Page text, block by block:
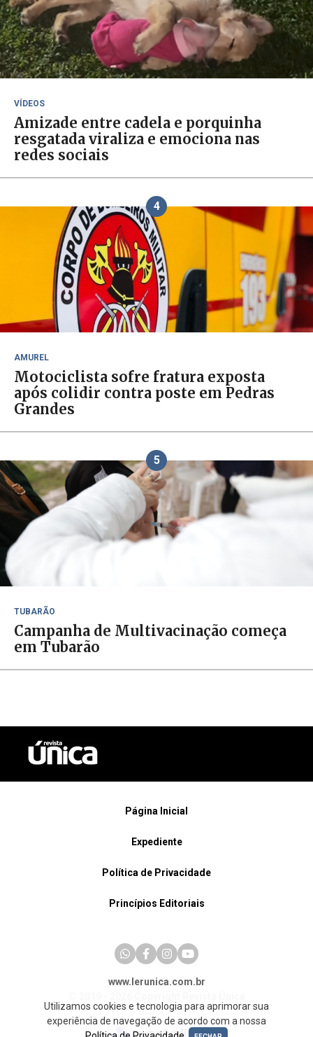
VÍDEOS
Amizade entre cadela e porquinha
resgatada viraliza e emociona nas
redes sociais
4
AMUREL
Motociclista sofre fratura exposta
após colidir contra poste em Pedras
Grandes
5
TUBARÃO
Campanha de Multivacinação começa
em Tubarão
Página Inicial
Expediente
Política de Privacidade
Princípios Editoriais
www.lerunica.com.br
Utilizamos cookies e tecnologia para aprimorar sua
experiência de navegação de acordo com a nossa